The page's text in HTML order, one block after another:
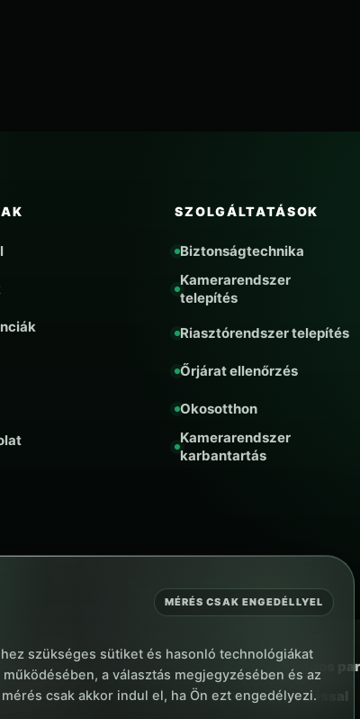
SZOLGÁLTATÁSOK
Biztonságtechnika
Kamerarendszer
telepítés
Riasztórendszer telepítés
Őrjárat ellenőrzés
Okosotthon
Kamerarendszer
karbantartás
Országos
irányítással
MÉRÉS CSAK ENGEDÉLLYEL
szükséges sütiket és hasonló technológiákat
a választás megjegyzésében és az
csak akkor indul el, ha Ön ezt engedélyezi.